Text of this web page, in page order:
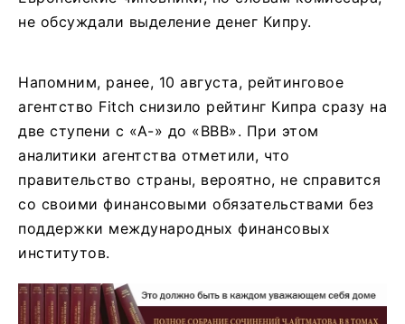
не обсуждали выделение денег Кипру.
Напомним, ранее, 10 августа, рейтинговое
агентство Fitch снизило рейтинг Кипра сразу на
две ступени с «А-» до «ВВВ». При этом
аналитики агентства отметили, что
правительство страны, вероятно, не справится
со своими финансовыми обязательствами без
поддержки международных финансовых
институтов.